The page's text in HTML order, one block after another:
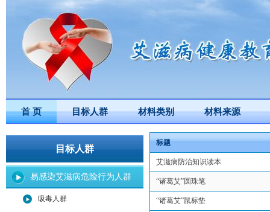
首 页 目标人群 材料类别 材料来源
目标人群
易感染艾滋病危险行为人群
吸毒人群
标题
艾滋病防治知识读本
“诸葛艾”圆珠笔
“诸葛艾”鼠标垫